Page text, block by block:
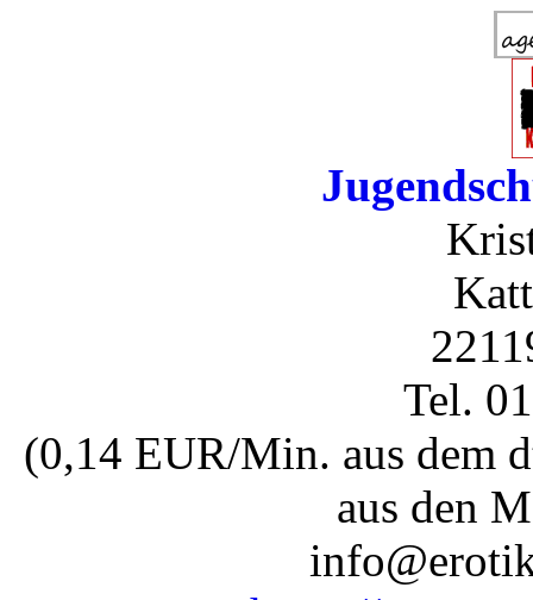
Tel.
(0,14 EUR/Min. aus dem
aus den